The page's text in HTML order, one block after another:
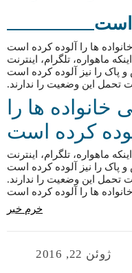
ها را آلوده کرده است
ماهواره، تلگرام، اینترنت
را نیز آلوده کرده است
این وضعیت را ندارند.
ها را
کرده است
ماهواره، تلگرام، اینترنت
را نیز آلوده کرده است
این وضعیت را ندارند.
ها را آلوده کرده است
خرم خبر
ژوئن 22, 2016